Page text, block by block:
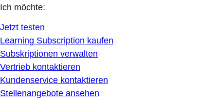
Ich möchte:
Jetzt testen
Learning Subscription kaufen
Subskriptionen verwalten
Vertrieb kontaktieren
Kundenservice kontaktieren
Stellenangebote ansehen